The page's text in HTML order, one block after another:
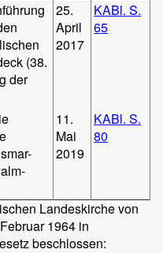
(38.
der
25.
April
2017
KABl. S.
65
11.
Mai
2019
KABl. S.
80
Landeskirche von
1964 in
beschlossen: